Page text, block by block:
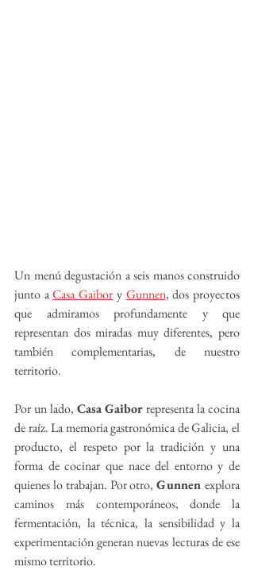
Un menú degustación a seis manos construido
junto a Casa Gaibor y Gunnen, dos proyectos
que admiramos profundamente y que
representan dos miradas muy diferentes, pero
también complementarias, de nuestro
territorio.
Por un lado, Casa Gaibor representa la cocina
de raíz. La memoria gastronómica de Galicia, el
producto, el respeto por la tradición y una
forma de cocinar que nace del entorno y de
quienes lo trabajan. Por otro, Gunnen explora
caminos más contemporáneos, donde la
fermentación, la técnica, la sensibilidad y la
experimentación generan nuevas lecturas de ese
mismo territorio.